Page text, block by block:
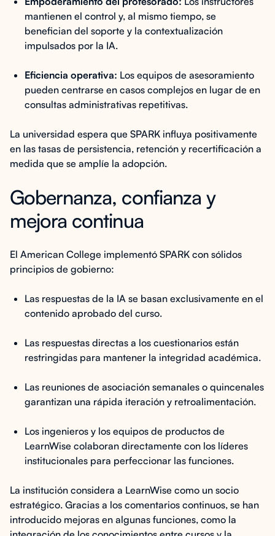
mantienen el control y, al mismo tiempo, se
benefician del soporte y la contextualización
impulsados por la IA.
Eficiencia operativa: Los equipos de asesoramiento
pueden centrarse en casos complejos en lugar de en
consultas administrativas repetitivas.
La universidad espera que SPARK influya positivamente
en las tasas de persistencia, retención y recertificación a
medida que se amplíe la adopción.
Gobernanza, confianza y
mejora continua
El American College implementó SPARK con sólidos
principios de gobierno:
Las respuestas de la IA se basan exclusivamente en el
contenido aprobado del curso.
Las respuestas directas a los cuestionarios están
restringidas para mantener la integridad académica.
Las reuniones de asociación semanales o quincenales
garantizan una rápida iteración y retroalimentación.
Los ingenieros y los equipos de productos de
LearnWise colaboran directamente con los líderes
institucionales para perfeccionar las funciones.
La institución considera a LearnWise como un socio
estratégico. Gracias a los comentarios continuos, se han
introducido mejoras en algunas funciones, como la